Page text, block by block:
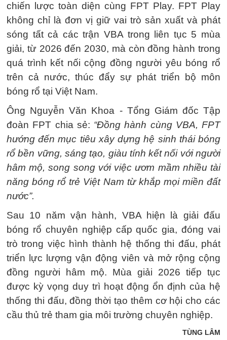
chiến lược toàn diện cùng FPT Play. FPT Play
không chỉ là đơn vị giữ vai trò sản xuất và phát
sóng tất cả các trận VBA trong liên tục 5 mùa
giải, từ 2026 đến 2030, mà còn đồng hành trong
quá trình kết nối cộng đồng người yêu bóng rổ
trên cả nước, thúc đẩy sự phát triển bộ môn
bóng rổ tại Việt Nam.
Ông Nguyễn Văn Khoa - Tổng Giám đốc Tập
đoàn FPT chia sẻ: “Đồng hành cùng VBA, FPT
hướng đến mục tiêu xây dựng hệ sinh thái bóng
rổ bền vững, sáng tạo, giàu tính kết nối với người
hâm mộ, song song với việc ươm mầm nhiều tài
năng bóng rổ trẻ Việt Nam từ khắp mọi miền đất
nước”.
Sau 10 năm vận hành, VBA hiện là giải đấu
bóng rổ chuyên nghiệp cấp quốc gia, đóng vai
trò trong việc hình thành hệ thống thi đấu, phát
triển lực lượng vận động viên và mở rộng cộng
đồng người hâm mộ. Mùa giải 2026 tiếp tục
được kỳ vọng duy trì hoạt động ổn định của hệ
thống thi đấu, đồng thời tạo thêm cơ hội cho các
cầu thủ trẻ tham gia môi trường chuyên nghiệp.
TÙNG LÂM